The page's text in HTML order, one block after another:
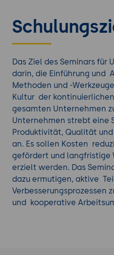
Produkt- und
werden, was
Kaizen ermutigt alle
der Verbesserung
beteiligen. Dies führt
an
Zufriedenheit.
kontinuierlichen
Kommunikation, die
wird, fördert auch
werden ermutigt,
und innovative
Probleme zu finden.
Das Ziel des Seminars für
darin, die Einführung und
Methoden und -
Kultur der
gesamten Unternehmen
Unternehmen strebt eine
Produktivität, Qualität
an. Es sollen Kosten
gefördert und
erzielt werden. Das
dazu ermutigen, aktive
Verbesserungsprozessen
und kooperative